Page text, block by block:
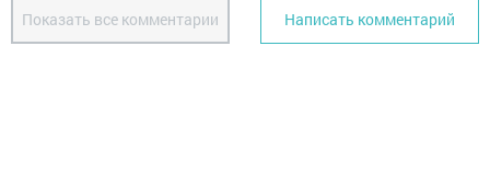
Показать все комментарии Написать комментарий